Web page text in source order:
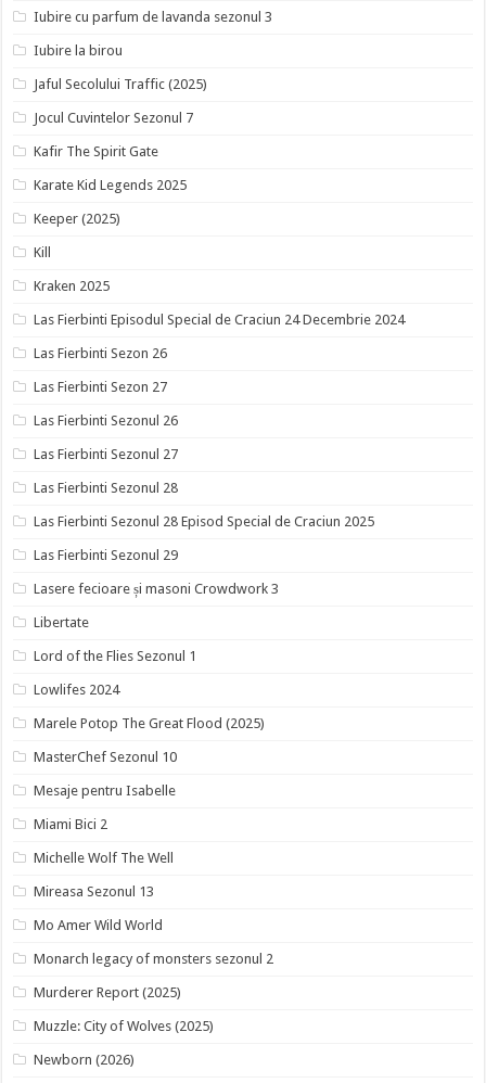
Iubire cu parfum de lavanda sezonul 3
Iubire la birou
Jaful Secolului Traffic (2025)
Jocul Cuvintelor Sezonul 7
Kafir The Spirit Gate
Karate Kid Legends 2025
Keeper (2025)
Kill
Kraken 2025
Las Fierbinti Episodul Special de Craciun 24 Decembrie 2024
Las Fierbinti Sezon 26
Las Fierbinti Sezon 27
Las Fierbinti Sezonul 26
Las Fierbinti Sezonul 27
Las Fierbinti Sezonul 28
Las Fierbinti Sezonul 28 Episod Special de Craciun 2025
Las Fierbinti Sezonul 29
Lasere fecioare și masoni Crowdwork 3
Libertate
Lord of the Flies Sezonul 1
Lowlifes 2024
Marele Potop The Great Flood (2025)
MasterChef Sezonul 10
Mesaje pentru Isabelle
Miami Bici 2
Michelle Wolf The Well
Mireasa Sezonul 13
Mo Amer Wild World
Monarch legacy of monsters sezonul 2
Murderer Report (2025)
Muzzle: City of Wolves (2025)
Newborn (2026)